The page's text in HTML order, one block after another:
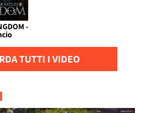
-
TUTTI I VIDEO